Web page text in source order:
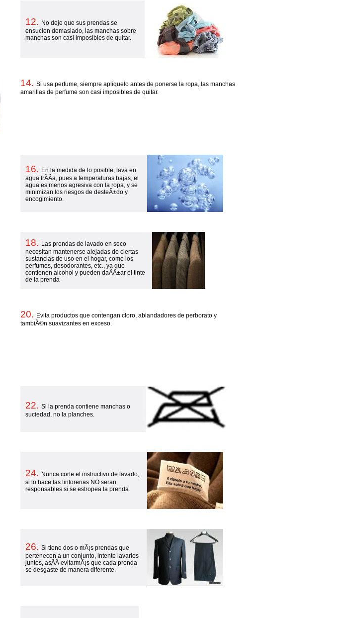
12. No deje que sus prendas se
ensucien demasiado, las manchas sobre
manchas son casi imposibles de quitar.
14. Si usa perfume, siempre apliquelo antes de ponerse la ropa, las manchas
amarillas de perfume son casi imposibles de quitar.
16. En la medida de lo posible, lava en
agua frÃ­Â­a, pues a temperaturas bajas, el
agua es menos agresiva con la ropa, y se
minimizan los riesgos de desteÃ±do y
encogimiento.
18. Las prendas de lavado en seco
necesitan mantenerse alejadas de ciertas
sustancias de uso en el hogar, como los
perfumes, desodorantes, etc., ya que
contienen alcohol y pueden daÃ­Â±ar el tinte
de la prenda
20. Evita productos que contengan cloro, ablandadores de perborato y
tambiÃ©n suavizantes en exceso.
22. Si la prenda contiene manchas o
suciedad, no la planches.
24. Nunca corte el instructivo de lavado,
si lo hace las tintorerias NO seran
responsables si se estropea la prenda
26. Si tiene dos o mÃ¡s prendas que
pertenecen a un conjunto, intente lavarlos
juntos, asÃ­Â­ evitarmÃ¡s que cada prenda
se desgaste de manera diferente.